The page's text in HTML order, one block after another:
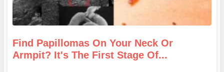
Find Papillomas On Your Neck Or
Armpit? It's The First Stage Of...